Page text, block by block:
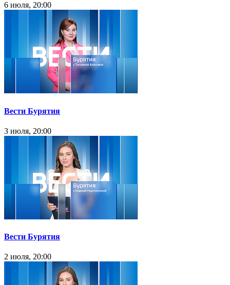
6 июля, 20:00
Вести Бурятия
3 июля, 20:00
Вести Бурятия
2 июля, 20:00